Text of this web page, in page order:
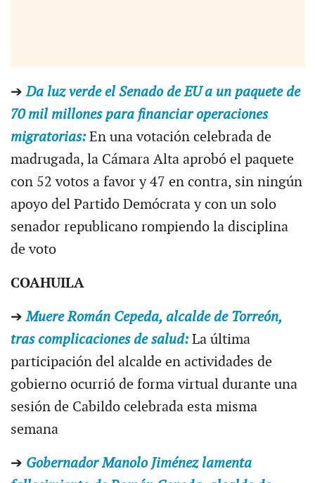
➔Da luz verde el Senado de EU a un paquete de
70 mil millones para financiar operaciones
migratorias:En una votación celebrada de
madrugada, la Cámara Alta aprobó el paquete
con 52 votos a favor y 47 en contra, sin ningún
apoyo del Partido Demócrata y con un solo
senador republicano rompiendo la disciplina
de voto
COAHUILA
➔Muere Román Cepeda, alcalde de Torreón,
tras complicaciones de salud:La última
participación del alcalde en actividades de
gobierno ocurrió de forma virtual durante una
sesión de Cabildo celebrada esta misma
semana
➔ Gobernador Manolo Jiménez lamenta